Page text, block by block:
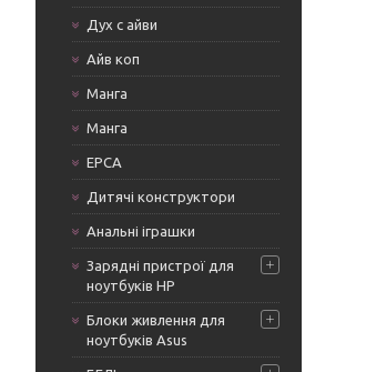
Дух с айви
Айв коп
Манга
Манга
ЕРСА
Дитячі конструктори
Анальні іграшки
Зарядні пристрої для
ноутбуків HP
Блоки живлення для
ноутбуків Asus